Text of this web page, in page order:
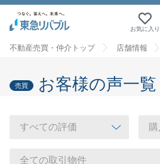
お気に入り
不動産売買・仲介トップ 店舗情報
売買 お客様の声一覧